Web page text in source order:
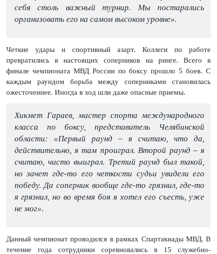
себя столь важный турнир. Мы постарались
организовать его на самом высоком уровне».
Четкие удары и спортивный азарт. Коллеги по работе
превратились в настоящих соперников на ринге. Всего в
финале чемпионата МВД России по боксу прошло 5 боев. С
каждым раундом борьба между соперниками становилась
ожесточеннее. Иногда в ход шли даже опасные приемы.
Хикмет Гараев, мастер спорта международного
класса по боксу, представитель Челябинской
области: «Первый раунд – я считаю, что да,
действительно, я там проиграл. Второй раунд – я
считаю, чисто выиграл. Третий раунд был такой,
но зачет где-то его четкости судьи увидели его
победу. Да соперник вообще где-то грязнил, где-то
я грязнил, но во время боя я хотел его съесть, уже
не мог».
Данный чемпионат проводился в рамках Спартакиады МВД. В
течение года сотрудники соревновались в 15 служебно-